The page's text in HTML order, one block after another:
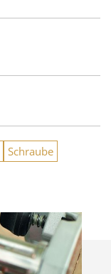
Schraube